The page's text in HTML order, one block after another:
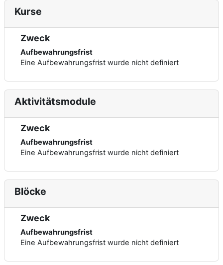
Kurse
Zweck
Aufbewahrungsfrist
Eine Aufbewahrungsfrist wurde nicht definiert
Aktivitätsmodule
Zweck
Aufbewahrungsfrist
Eine Aufbewahrungsfrist wurde nicht definiert
Blöcke
Zweck
Aufbewahrungsfrist
Eine Aufbewahrungsfrist wurde nicht definiert